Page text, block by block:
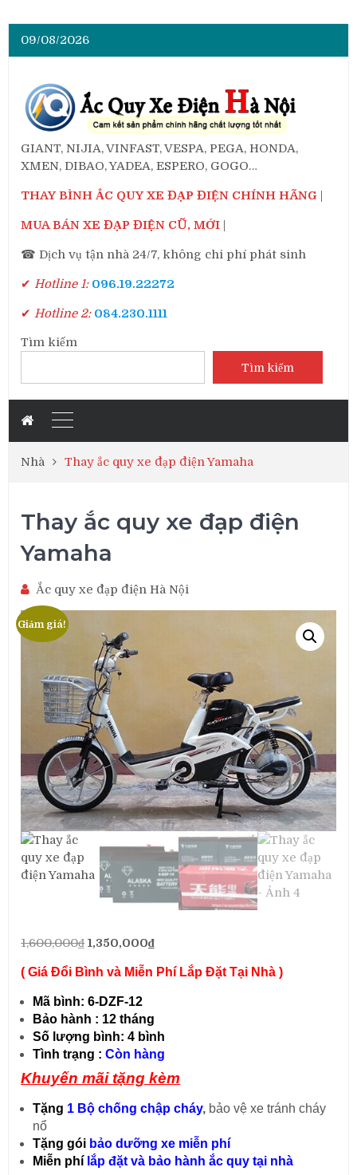
09/08/2026
GIANT, NIJIA, VINFAST, VESPA, PEGA, HONDA,
XMEN, DIBAO, YADEA, ESPERO, GOGO…
THAY BÌNH ẮC QUY XE ĐẠP ĐIỆN CHÍNH HÃNG
MUA BÁN XE ĐẠP ĐIỆN CŨ, MỚI
☎ Dịch vụ tận nhà 24/7, không chi phí phát sinh
✔ Hotline 1: 096.19.22272
✔ Hotline 2: 084.230.1111
Tìm kiếm
Tìm kiếm
Nhà Thay ắc quy xe đạp điện Yamaha
Thay ắc quy xe đạp điện
Yamaha
Ắc quy xe đạp điện Hà Nội
Giảm giá!
1,600,000₫ Giá
là:
1,600,000₫.
1,350,000₫Giá
tại
( Giá Đổi Bình và Miễn Phí Lắp Đặt Tại Nhà )
Mã bình: 6-DZF-12
Bảo hành : 12 tháng
Số lượng bình: 4 bình
Tình trạng :Còn hàng
Khuyến mãi tặng kèm
Tặng 1 Bộ chống chập cháy, bảo vệ xe tránh cháy
nổ
Tặng gói bảo dưỡng xe miễn phí
Miễn phí lắp đặt và bảo hành ắc quy tại nhà